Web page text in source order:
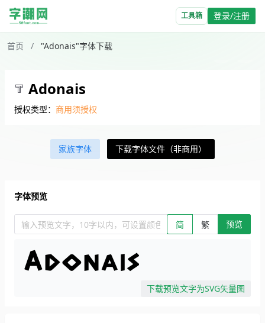
工具箱 登录/注册
首页 / "Adonais"字体下载
Adonais
授权类型： 商用须授权
家族字体 下载字体文件（非商用）
字体预览
输入预览文字，10字以内，可设置颜色、大小、简繁。回车查看效
简 繁 预览
下载预览文字为SVG矢量图